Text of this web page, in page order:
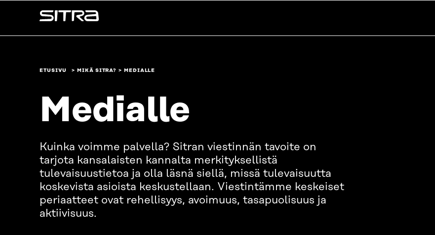
sisältöön
Sitra
ETUSIVU MIKÄ SITRA? MEDIALLE
Medialle
Kuinka voimme palvella? Sitran viestinnän tavoite on
tarjota kansalaisten kannalta merkityksellistä
tulevaisuustietoa ja olla läsnä siellä, missä tulevaisuutta
koskevista asioista keskustellaan. Viestintämme keskeiset
periaatteet ovat rehellisyys, avoimuus, tasapuolisuus ja
aktiivisuus.